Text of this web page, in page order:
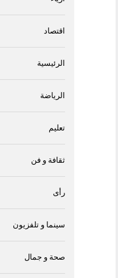
اقتصاد
الرئيسية
الرياضة
تعليم
ثقافة و فن
رأى
سينما و تلفزيون
صحة و جمال